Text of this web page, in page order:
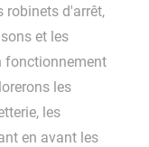
robinets d'arrêt,
et les
fonctionnement
les
les
en avant les